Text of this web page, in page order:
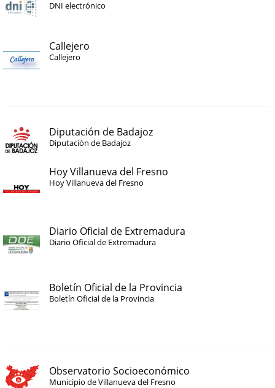
DNI electrónico
Callejero
Callejero
Diputación de Badajoz
Diputación de Badajoz
Hoy Villanueva del Fresno
Hoy Villanueva del Fresno
Diario Oficial de Extremadura
Diario Oficial de Extremadura
Boletín Oficial de la Provincia
Boletín Oficial de la Provincia
Observatorio Socioeconómico
Municipio de Villanueva del Fresno